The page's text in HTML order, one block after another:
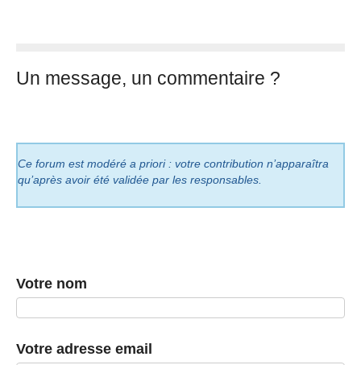
Un message, un commentaire ?
Ce forum est modéré a priori : votre contribution n’apparaîtra
qu’après avoir été validée par les responsables.
Votre nom
Votre adresse email